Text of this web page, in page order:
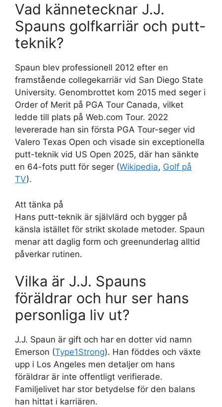
Vad kännetecknar J.J.
Spauns golfkarriär och putt-
teknik?
Spaun blev professionell 2012 efter en
framstående collegekarriär vid San Diego State
University. Genombrottet kom 2015 med seger i
Order of Merit på PGA Tour Canada, vilket
ledde till plats på Web.com Tour. 2022
levererade han sin första PGA Tour-seger vid
Valero Texas Open och visade sin exceptionella
putt-teknik vid US Open 2025, där han sänkte
en 64-fots putt för seger (Wikipedia, Golf på
TV).
Att tänka på
Hans putt-teknik är självlärd och bygger på
känsla istället för strikt skolade metoder. Spaun
menar att daglig form och greenunderlag alltid
påverkar rutinen.
Vilka är J.J. Spauns
föräldrar och hur ser hans
personliga liv ut?
J.J. Spaun är gift och har en dotter vid namn
Emerson (Type1Strong). Han föddes och växte
upp i Los Angeles men detaljer om hans
föräldrar är inte offentligt verifierade.
Familjelivet har stor betydelse för den balans
han hittat i karriären.